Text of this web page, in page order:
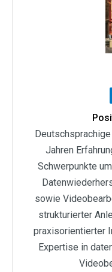
Jahren
Schwerpunkte
sowie
strukturierter
praxisorientierter
Expertise in